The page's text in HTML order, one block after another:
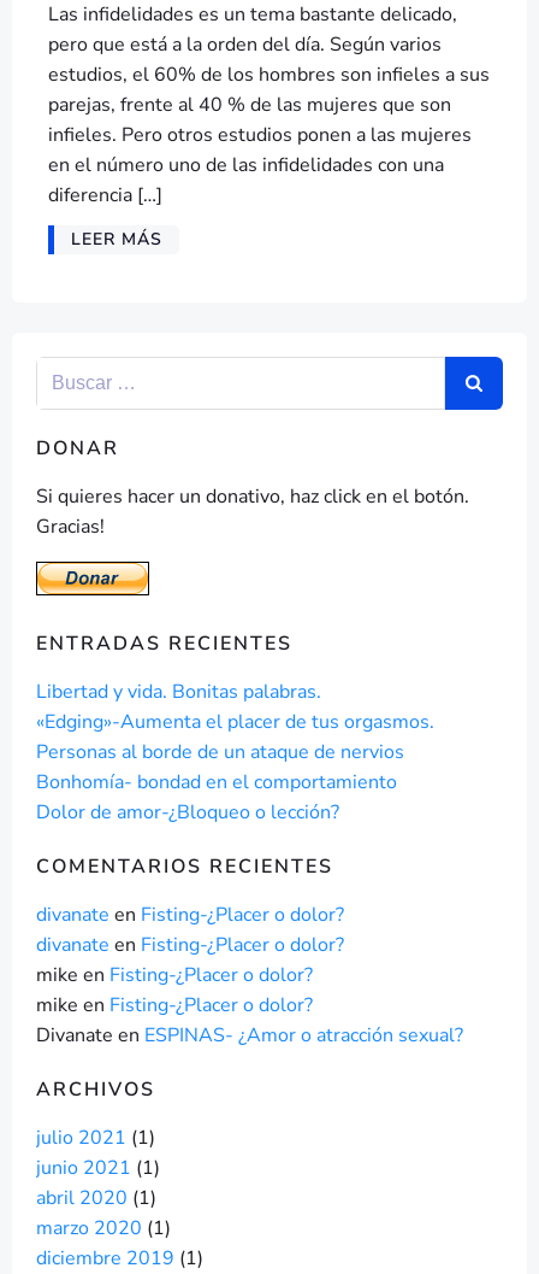
Las infidelidades es un tema bastante delicado,
pero que está a la orden del día. Según varios
estudios, el 60% de los hombres son infieles a sus
parejas, frente al 40 % de las mujeres que son
infieles. Pero otros estudios ponen a las mujeres
en el número uno de las infidelidades con una
diferencia […]
LEER MÁS
DONAR
Si quieres hacer un donativo, haz click en el botón.
Gracias!
ENTRADAS RECIENTES
Libertad y vida. Bonitas palabras.
«Edging»-Aumenta el placer de tus orgasmos.
Personas al borde de un ataque de nervios
Bonhomía- bondad en el comportamiento
Dolor de amor-¿Bloqueo o lección?
COMENTARIOS RECIENTES
divanate en Fisting-¿Placer o dolor?
divanate en Fisting-¿Placer o dolor?
mike en Fisting-¿Placer o dolor?
mike en Fisting-¿Placer o dolor?
Divanate en ESPINAS- ¿Amor o atracción sexual?
ARCHIVOS
julio 2021 (1)
junio 2021 (1)
abril 2020 (1)
marzo 2020 (1)
diciembre 2019 (1)